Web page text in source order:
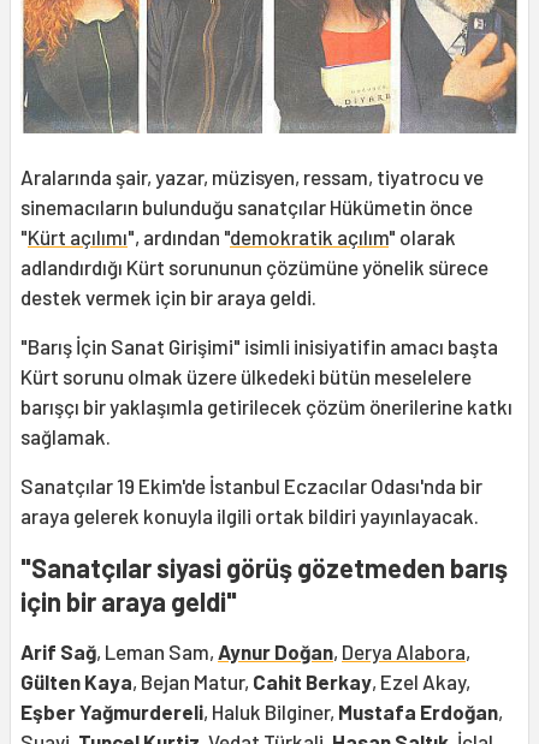
Aralarında şair, yazar, müzisyen, ressam, tiyatrocu ve
sinemacıların bulunduğu sanatçılar Hükümetin önce
"Kürt açılımı", ardından "demokratik açılım" olarak
adlandırdığı Kürt sorununun çözümüne yönelik sürece
destek vermek için bir araya geldi.
"Barış İçin Sanat Girişimi" isimli inisiyatifin amacı başta
Kürt sorunu olmak üzere ülkedeki bütün meselelere
barışçı bir yaklaşımla getirilecek çözüm önerilerine katkı
sağlamak.
Sanatçılar 19 Ekim'de İstanbul Eczacılar Odası'nda bir
araya gelerek konuyla ilgili ortak bildiri yayınlayacak.
"Sanatçılar siyasi görüş gözetmeden barış
için bir araya geldi"
Arif Sağ, Leman Sam, Aynur Doğan, Derya Alabora,
Gülten Kaya, Bejan Matur, Cahit Berkay, Ezel Akay,
Eşber Yağmurdereli, Haluk Bilginer, Mustafa Erdoğan,